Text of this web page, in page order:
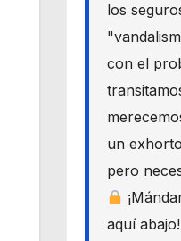
los
con el
un
pero
aquí abajo!